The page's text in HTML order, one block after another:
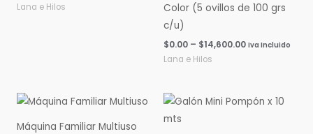
Lana e Hilos
Color (5 ovillos de 100 grs
c/u)
$0.00 – $14,600.00 Iva Incluido
Lana e Hilos
Máquina Familiar Multiuso